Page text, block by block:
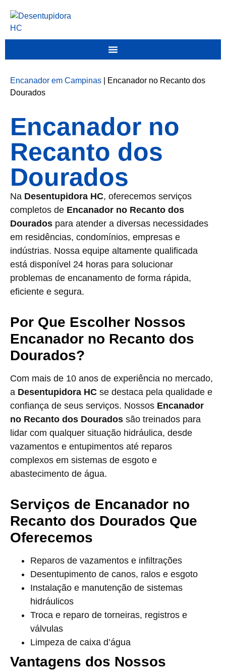
Encanador em Campinas
Encanador no Recanto dos
Dourados
Encanador no
Recanto dos
Dourados
Na Desentupidora HC, oferecemos serviços
completos de Encanador no Recanto dos
Dourados para atender a diversas necessidades
em residências, condomínios, empresas e
indústrias. Nossa equipe altamente qualificada
está disponível 24 horas para solucionar
problemas de encanamento de forma rápida,
eficiente e segura.
Por Que Escolher Nossos
Encanador no Recanto dos
Dourados?
Com mais de 10 anos de experiência no mercado,
a Desentupidora HC se destaca pela qualidade e
confiança de seus serviços. Nossos Encanador
no Recanto dos Dourados são treinados para
lidar com qualquer situação hidráulica, desde
vazamentos e entupimentos até reparos
complexos em sistemas de esgoto e
abastecimento de água.
Serviços de Encanador no
Recanto dos Dourados Que
Oferecemos
Reparos de vazamentos e infiltrações
Desentupimento de canos, ralos e esgoto
Instalação e manutenção de sistemas
hidráulicos
Troca e reparo de torneiras, registros e
válvulas
Limpeza de caixa d’água
Vantagens dos Nossos